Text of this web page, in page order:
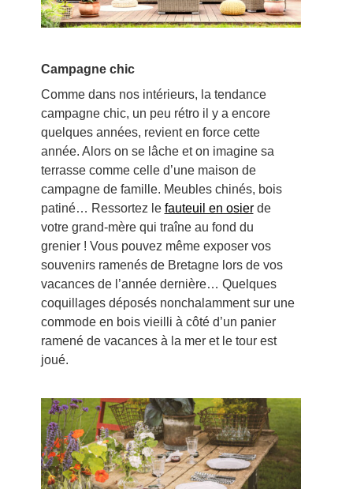
Campagne chic
Comme dans nos intérieurs, la tendance
campagne chic, un peu rétro il y a encore
quelques années, revient en force cette
année. Alors on se lâche et on imagine sa
terrasse comme celle d’une maison de
campagne de famille. Meubles chinés, bois
patiné… Ressortez le fauteuil en osierde
votre grand-mère qui traîne au fond du
grenier ! Vous pouvez même exposer vos
souvenirs ramenés de Bretagne lors de vos
vacances de l’année dernière… Quelques
coquillages déposés nonchalamment sur une
commode en bois vieilli à côté d’un panier
ramené de vacances à la mer et le tour est
joué.